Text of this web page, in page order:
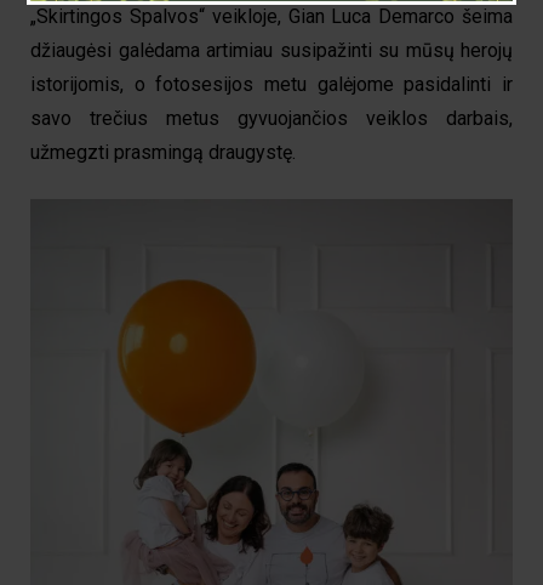
„Skirtingos Spalvos“ veikloje, Gian Luca Demarco šeima
džiaugėsi galėdama artimiau susipažinti su mūsų herojų
istorijomis, o fotosesijos metu galėjome pasidalinti ir
savo trečius metus gyvuojančios veiklos darbais,
užmegzti prasmingą draugystę.